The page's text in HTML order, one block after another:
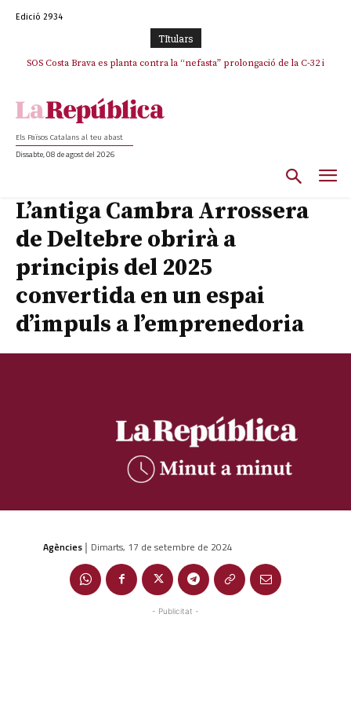
Edició 2934
TItulars
SOS Costa Brava es planta contra la “nefasta” prolongació de la C-32 i
Els Països Catalans al teu abast
Dissabte, 08 de agost del 2026
L’antiga Cambra Arrossera
de Deltebre obrirà a
principis del 2025
convertida en un espai
d’impuls a l’emprenedoria
Agències | Dimarts, 17 de setembre de 2024
- Publicitat -